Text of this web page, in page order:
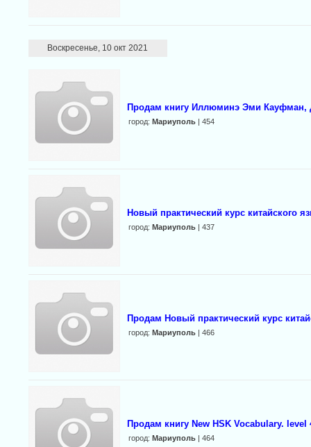
Воскресенье, 10 окт 2021
Продам книгу Иллюминэ Эми Кауфман,
город: Мариуполь| 454
Новый практический курс китайского
город: Мариуполь| 437
Продам Новый практический курс
город: Мариуполь| 466
Продам книгу New HSK Vocabulary. level
город: Мариуполь| 464